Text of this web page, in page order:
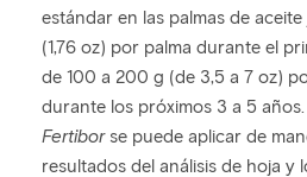
estándar en las palmas de
(1,76 oz) por palma durante el
de 100 a 200 g (de 3,5 a 7 oz)
durante los próximos 3 a 5
Fertiborse puede aplicar de
resultados del análisis de hoja y